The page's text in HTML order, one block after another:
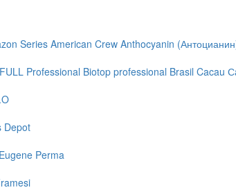
Series American Crew Anthocyanin
Professional Biotop professional Brasil Cacau
Depot
Eugene Perma